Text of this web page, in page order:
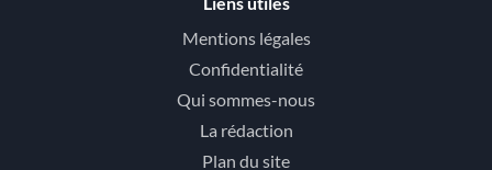
Mentions légales
Confidentialité
Qui sommes-nous
La rédaction
Plan du site